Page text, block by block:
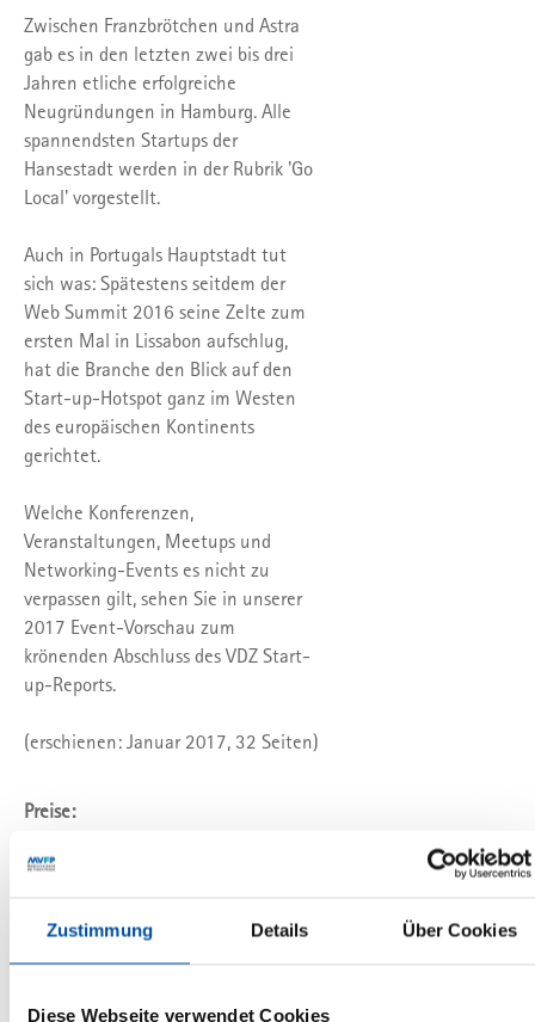
Zustimmung Details Über Cookies
Diese Webseite verwendet Cookies
Zwischen Franzbrötchen und Astra
gab es in den letzten zwei bis drei
Jahren etliche erfolgreiche
Neugründungen in Hamburg. Alle
spannendsten Startups der
Hansestadt werden in der Rubrik 'Go
Local' vorgestellt.
Auch in Portugals Hauptstadt tut
sich was: Spätestens seitdem der
Web Summit 2016 seine Zelte zum
ersten Mal in Lissabon aufschlug,
hat die Branche den Blick auf den
Start-up-Hotspot ganz im Westen
des europäischen Kontinents
gerichtet.
Welche Konferenzen,
Veranstaltungen, Meetups und
Networking-Events es nicht zu
verpassen gilt, sehen Sie in unserer
2017 Event-Vorschau zum
krönenden Abschluss des VDZ Start-
up-Reports.
(erschienen: Januar 2017, 32 Seiten)
Preise:
VDZ-Mitglieder: kostenfrei
Nicht-Mitglied: 224,00 EUR p.a. für
(zzgl. MwSt)